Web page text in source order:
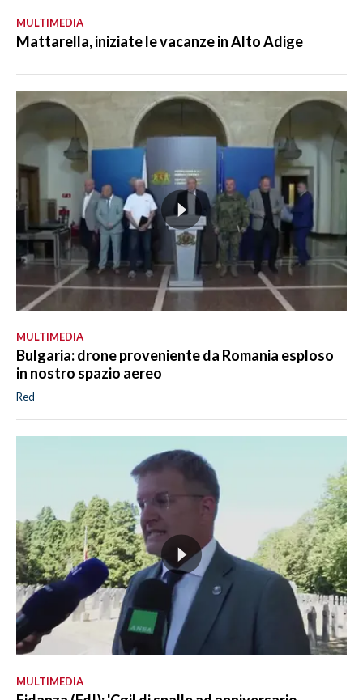
MULTIMEDIA
Mattarella, iniziate le vacanze in Alto Adige
MULTIMEDIA
Bulgaria: drone proveniente da Romania esploso
in nostro spazio aereo
Red
MULTIMEDIA